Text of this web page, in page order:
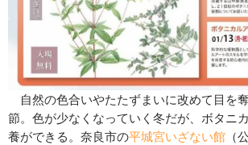
自然の色合いやたたずまいに改めて目を
節。色が少なくなっていく冬だが、ボタニ
養ができる。奈良市の平城宮いざない館 （